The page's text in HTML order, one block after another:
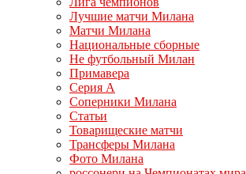
Лучшие матчи Милана
Матчи Милана
Национальные сборные
Не футбольный Милан
Примавера
Серия А
Соперники Милана
Статьи
Товарищеские матчи
Трансферы Милана
Фото Милана